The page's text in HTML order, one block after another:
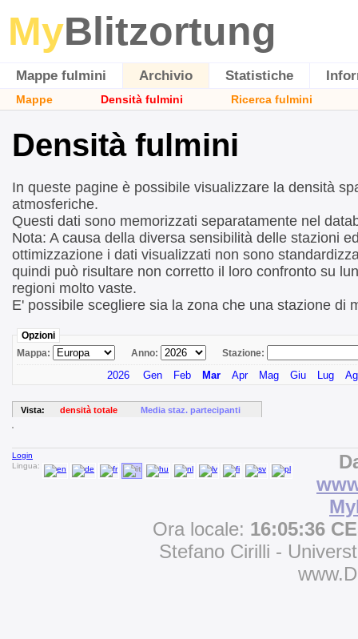
MyBlitzortung
Mappe fulmini Archivio Statistiche
Mappe Densità fulmini Ricerca fulmini
Densità fulmini
In queste pagine è possibile visualizzare la densità
atmosferiche.
Questi dati sono memorizzati separatamente nel
Nota: A causa della diversa sensibilità delle stazioni
ottimizzazione i dati visualizzati non sono
quindi può risultare non corretto il loro confronto su
regioni molto vaste.
E' possibile scegliere sia la zona che una stazione di
Opzioni
Mappa:
Anno: Stazione:
2026 Gen Feb Mar Apr Mag Giu Lug
Vista: densità totale Media staz. partecipanti
Login
Lingua:
Ora locale: 16:05:36
Stefano Cirilli -